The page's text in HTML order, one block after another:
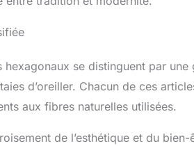
hexagonaux se distinguent par
d’oreiller. Chacun de ces
aux fibres naturelles utilisées.
de l’esthétique et du